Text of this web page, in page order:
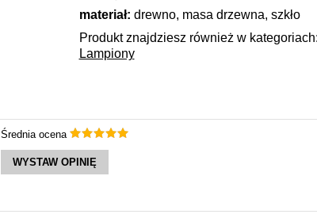
materiał: drewno, masa drzewna, szkło
Produkt znajdziesz również w kategoriach:
Lampiony
Średnia ocena
WYSTAW OPINIĘ